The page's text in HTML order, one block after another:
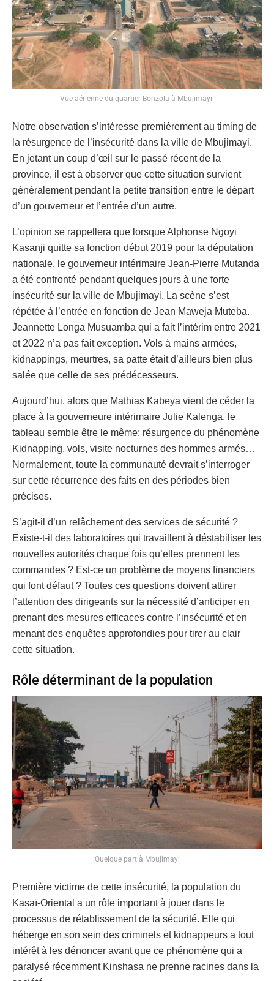
Vue aérienne du quartier Bonzola à Mbujimayi
Notre observation s’intéresse premièrement au timing de
la résurgence de l’insécurité dans la ville de Mbujimayi.
En jetant un coup d’œil sur le passé récent de la
province, il est à observer que cette situation survient
généralement pendant la petite transition entre le départ
d’un gouverneur et l’entrée d’un autre.
L’opinion se rappellera que lorsque Alphonse Ngoyi
Kasanji quitte sa fonction début 2019 pour la députation
nationale, le gouverneur intérimaire Jean-Pierre Mutanda
a été confronté pendant quelques jours à une forte
insécurité sur la ville de Mbujimayi. La scène s’est
répétée à l’entrée en fonction de Jean Maweja Muteba.
Jeannette Longa Musuamba qui a fait l’intérim entre 2021
et 2022 n’a pas fait exception. Vols à mains armées,
kidnappings, meurtres, sa patte était d’ailleurs bien plus
salée que celle de ses prédécesseurs.
Aujourd’hui, alors que Mathias Kabeya vient de céder la
place à la gouverneure intérimaire Julie Kalenga, le
tableau semble être le même: résurgence du phénomène
Kidnapping, vols, visite nocturnes des hommes armés…
Normalement, toute la communauté devrait s’interroger
sur cette récurrence des faits en des périodes bien
précises.
S’agit-il d’un relâchement des services de sécurité ?
Existe-t-il des laboratoires qui travaillent à déstabiliser les
nouvelles autorités chaque fois qu’elles prennent les
commandes ? Est-ce un problème de moyens financiers
qui font défaut ? Toutes ces questions doivent attirer
l’attention des dirigeants sur la nécessité d’anticiper en
prenant des mesures efficaces contre l’insécurité et en
menant des enquêtes approfondies pour tirer au clair
cette situation.
Rôle déterminant de la population
Quelque part à Mbujimayi
Première victime de cette insécurité, la population du
Kasaï-Oriental a un rôle important à jouer dans le
processus de rétablissement de la sécurité. Elle qui
héberge en son sein des criminels et kidnappeurs a tout
intérêt à les dénoncer avant que ce phénomène qui a
paralysé récemment Kinshasa ne prenne racines dans la